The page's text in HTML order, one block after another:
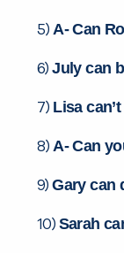
5)A- Can
6)July can
7) Lisa
8)A- Can
9)Gary can
10) Sarah